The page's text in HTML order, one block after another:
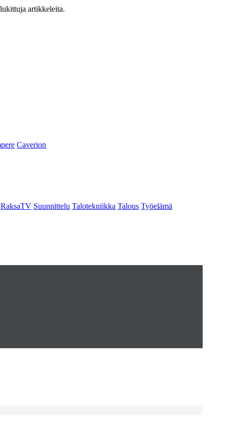
artikkeleita.
Caverion
RaksaTV Suunnittelu Talotekniikka Talous Työelämä